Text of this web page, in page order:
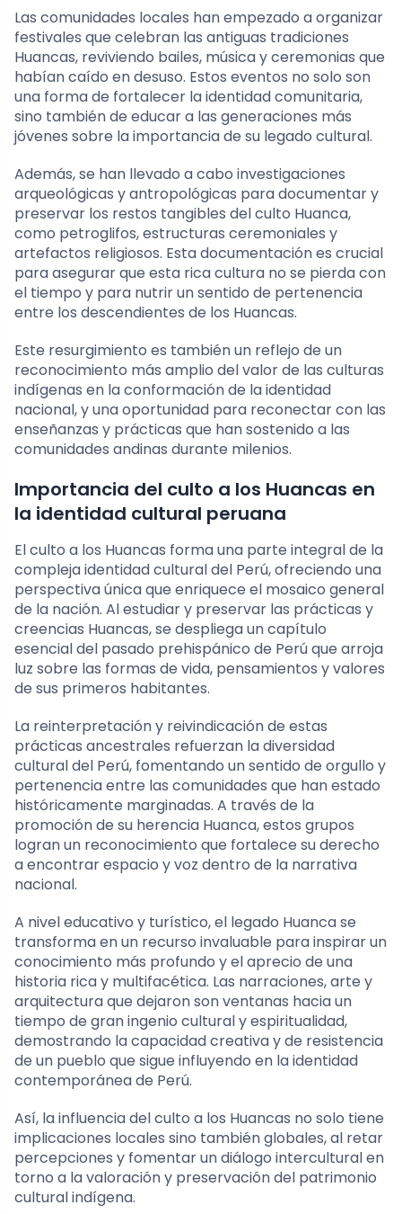
Las comunidades locales han empezado a organizar
festivales que celebran las antiguas tradiciones
Huancas, reviviendo bailes, música y ceremonias que
habían caído en desuso. Estos eventos no solo son
una forma de fortalecer la identidad comunitaria,
sino también de educar a las generaciones más
jóvenes sobre la importancia de su legado cultural.
Además, se han llevado a cabo investigaciones
arqueológicas y antropológicas para documentar y
preservar los restos tangibles del culto Huanca,
como petroglifos, estructuras ceremoniales y
artefactos religiosos. Esta documentación es crucial
para asegurar que esta rica cultura no se pierda con
el tiempo y para nutrir un sentido de pertenencia
entre los descendientes de los Huancas.
Este resurgimiento es también un reflejo de un
reconocimiento más amplio del valor de las culturas
indígenas en la conformación de la identidad
nacional, y una oportunidad para reconectar con las
enseñanzas y prácticas que han sostenido a las
comunidades andinas durante milenios.
Importancia del culto a los Huancas en
la identidad cultural peruana
El culto a los Huancas forma una parte integral de la
compleja identidad cultural del Perú, ofreciendo una
perspectiva única que enriquece el mosaico general
de la nación. Al estudiar y preservar las prácticas y
creencias Huancas, se despliega un capítulo
esencial del pasado prehispánico de Perú que arroja
luz sobre las formas de vida, pensamientos y valores
de sus primeros habitantes.
La reinterpretación y reivindicación de estas
prácticas ancestrales refuerzan la diversidad
cultural del Perú, fomentando un sentido de orgullo y
pertenencia entre las comunidades que han estado
históricamente marginadas. A través de la
promoción de su herencia Huanca, estos grupos
logran un reconocimiento que fortalece su derecho
a encontrar espacio y voz dentro de la narrativa
nacional.
A nivel educativo y turístico, el legado Huanca se
transforma en un recurso invaluable para inspirar un
conocimiento más profundo y el aprecio de una
historia rica y multifacética. Las narraciones, arte y
arquitectura que dejaron son ventanas hacia un
tiempo de gran ingenio cultural y espiritualidad,
demostrando la capacidad creativa y de resistencia
de un pueblo que sigue influyendo en la identidad
contemporánea de Perú.
Así, la influencia del culto a los Huancas no solo tiene
implicaciones locales sino también globales, al retar
percepciones y fomentar un diálogo intercultural en
torno a la valoración y preservación del patrimonio
cultural indígena.